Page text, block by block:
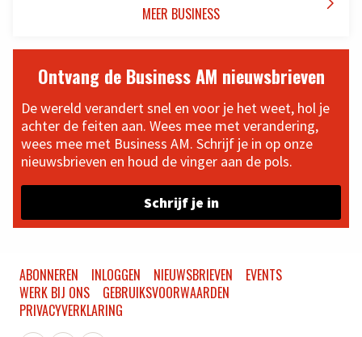
MEER BUSINESS
Ontvang de Business AM nieuwsbrieven
De wereld verandert snel en voor je het weet, hol je
achter de feiten aan. Wees mee met verandering,
wees mee met Business AM. Schrijf je in op onze
nieuwsbrieven en houd de vinger aan de pols.
Schrijf je in
ABONNEREN INLOGGEN NIEUWSBRIEVEN
EVENTS
WERK BIJ ONS
GEBRUIKSVOORWAARDEN
PRIVACYVERKLARING